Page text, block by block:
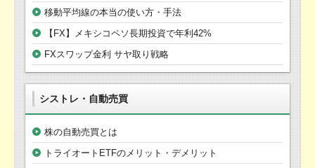
移動平均線の本当の使い方・手法
【FX】メキシコペソ長期投資で年利42%
FXスワップ金利 サヤ取り戦略
シストレ・自動売買
株の自動売買とは
トライオートETFのメリット・デメリット